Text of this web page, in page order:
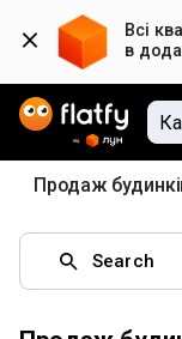
Всі
в
Продаж
Search